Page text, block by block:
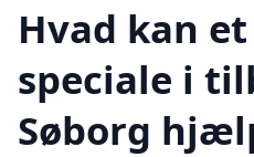
Hvad kan
speciale i
Søborg